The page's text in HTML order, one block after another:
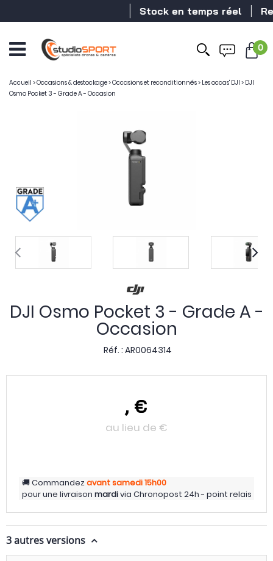
Stock en temps réel
0
Accueil >Occasions & destockage>Occasions et reconditionnés> Les occas' DJI > DJI
Osmo Pocket 3 - Grade A - Occasion
DJI Osmo Pocket 3 - Grade A -
Occasion
Réf. : AR0064314
, €
au lieu de €
Commandezavant samedi15h00
pour une livraison mardivia Chronopost 24h - point relais
3 autres versions